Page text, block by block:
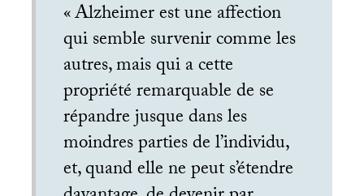
«Alzheimer est une affection
qui semble survenir comme les
autres, mais qui a cette
propriété remarquable de se
répandre jusque dans les
moindres parties de l’individu,
et, quand elle ne peut s’étendre